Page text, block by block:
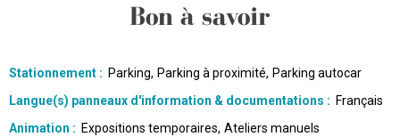
Bon à savoir
Stationnement : Parking Parking à proximité Parking autocar
Langue(s) panneaux d'information & documentations : Français
Animation : Expositions temporaires Ateliers manuels